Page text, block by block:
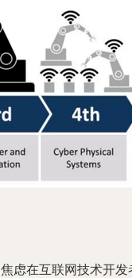
虑在互联网技术开发